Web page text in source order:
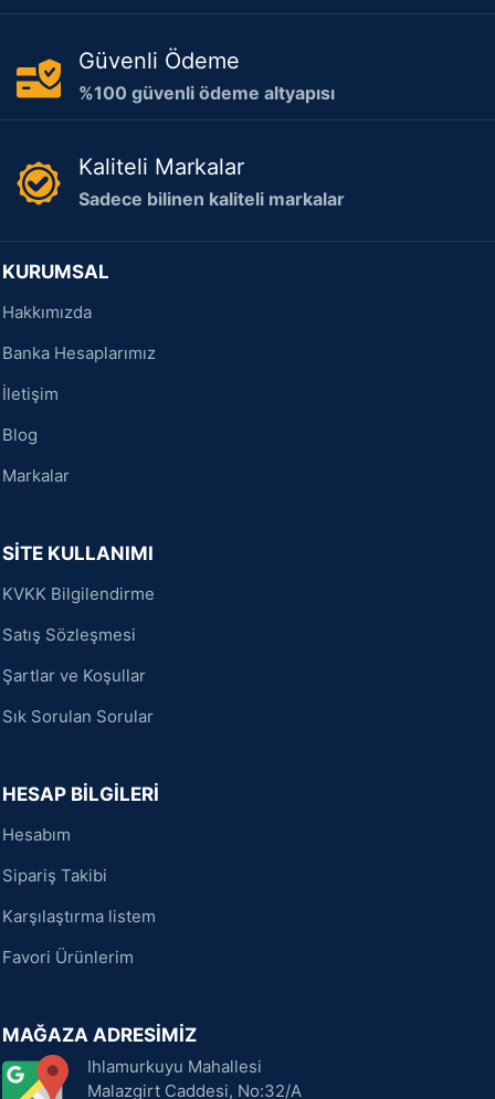
Güvenli Ödeme
%100 güvenli ödeme altyapısı
Kaliteli Markalar
Sadece bilinen kaliteli markalar
KURUMSAL
Hakkımızda
Banka Hesaplarımız
İletişim
Blog
Markalar
SİTE KULLANIMI
KVKK Bilgilendirme
Satış Sözleşmesi
Şartlar ve Koşullar
Sık Sorulan Sorular
HESAP BİLGİLERİ
Hesabım
Sipariş Takibi
Karşılaştırma listem
Favori Ürünlerim
MAĞAZA ADRESİMİZ
Ihlamurkuyu Mahallesi
Malazgirt Caddesi, No:32/A